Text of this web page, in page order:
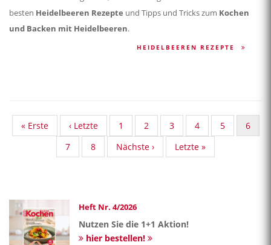
besten Heidelbeeren Rezepte und Tipps und Tricks zum Kochen
und Backen mit Heidelbeeren.
HEIDELBEEREN REZEPTE
First
page
« Erste
Vorherige
Seite
‹ Letzte
Standard
Taxonomy
Seite
1
Standard
Taxonomy
Seite
2
Standard
Taxonomy
Seite
3
Standard
Taxonomy
Seite
4
Standard
Taxonomy
5
Seite
6
Standard
Taxonomy
7
Standard
Taxonomy
8
Nächste
Seite
Nächste ›
Last
page
Letzte »
Heft Nr. 4/2026
Nutzen Sie die 1+1 Aktion!
hier bestellen!